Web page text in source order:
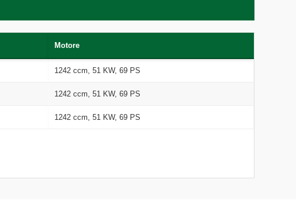
Motore
1242 ccm, 51 KW, 69 PS
1242 ccm, 51 KW, 69 PS
1242 ccm, 51 KW, 69 PS